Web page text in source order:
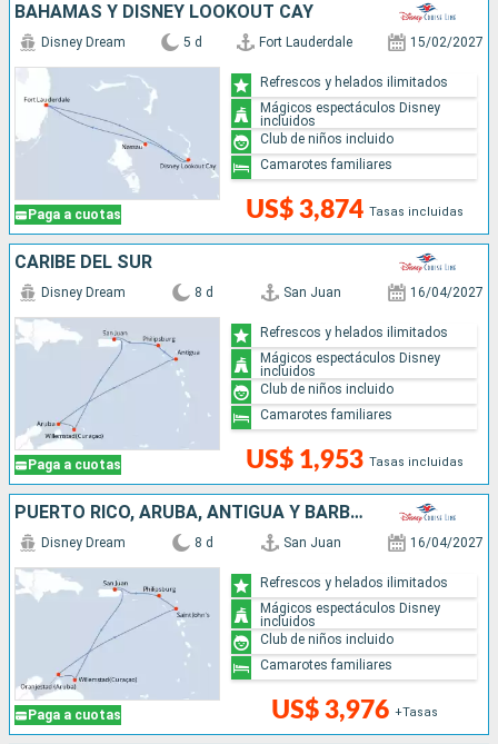
BAHAMAS Y DISNEY LOOKOUT CAY
Paga a cuotas
Disney Dream 5 d Fort Lauderdale 15/02/2027
US$ 3,874 Tasas incluidas
Refrescos y helados ilimitados
Mágicos espectáculos Disney
incluidos
Club de niños incluido
Camarotes familiares
CARIBE DEL SUR
Paga a cuotas
Disney Dream 8 d San Juan 16/04/2027
US$ 1,953 Tasas incluidas
Refrescos y helados ilimitados
Mágicos espectáculos Disney
incluidos
Club de niños incluido
Camarotes familiares
PUERTO RICO, ARUBA, ANTIGUA Y BARBUDA, SAN MARTÍN
Paga a cuotas
Disney Dream 8 d San Juan 16/04/2027
US$ 3,976 +Tasas
Refrescos y helados ilimitados
Mágicos espectáculos Disney
incluidos
Club de niños incluido
Camarotes familiares